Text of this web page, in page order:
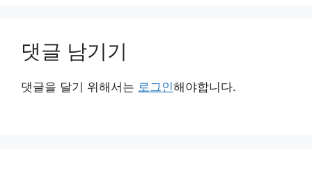
댓글 남기기
댓글을 달기 위해서는 로그인해야합니다.